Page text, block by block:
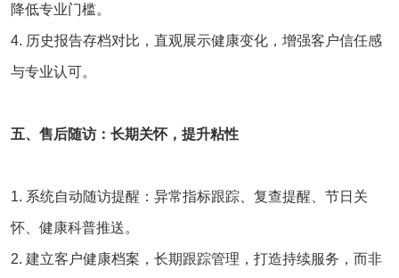
降低专业门槛。
4. 历史报告存档对比，直观展示健康变化，增强客户信任感
与专业认可。
五、售后随访：长期关怀，提升粘性
1. 系统自动随访提醒：异常指标跟踪、复查提醒、节日关
怀、健康科普推送。
2. 建立客户健康档案，长期跟踪管理，打造持续服务，而非